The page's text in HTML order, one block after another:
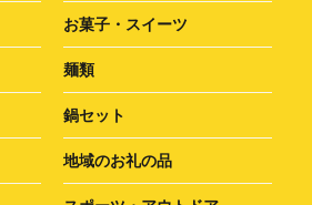
お菓子・スイーツ
麺類
鍋セット
地域のお礼の品